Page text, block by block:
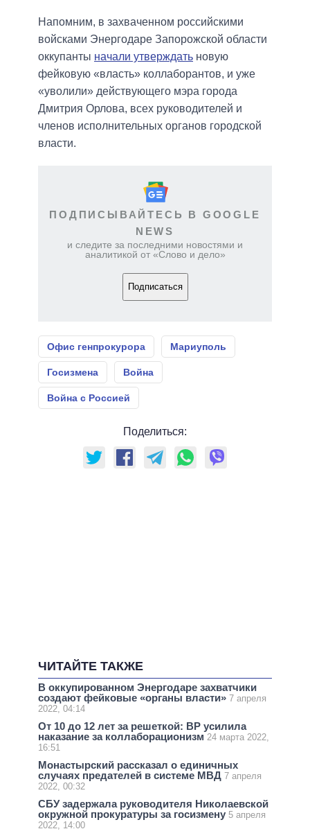
Напомним, в захваченном российскими
войсками Энергодаре Запорожской области
оккупанты начали утверждать новую
фейковую «власть» коллаборантов, и уже
«уволили» действующего мэра города
Дмитрия Орлова, всех руководителей и
членов исполнительных органов городской
власти.
ПОДПИСЫВАЙТЕСЬ В GOOGLE
NEWS
и следите за последними новостями и
аналитикой от «Слово и дело»
Подписаться
Офис генпрокурора Мариуполь
Госизмена Война
Война с Россией
Поделиться:
ЧИТАЙТЕ ТАКЖЕ
В оккупированном Энергодаре захватчики
создают фейковые «органы власти» 7 апреля
2022, 04:14
От 10 до 12 лет за решеткой: ВР усилила
наказание за коллаборационизм 24 марта 2022,
16:51
Монастырский рассказал о единичных
случаях предателей в системе МВД 7 апреля
2022, 00:32
СБУ задержала руководителя Николаевской
окружной прокуратуры за госизмену 5 апреля
2022, 14:00